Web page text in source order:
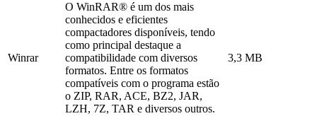
Winrar
O WinRAR® é um dos mais
conhecidos e eficientes
compactadores disponíveis, tendo
como principal destaque a
compatibilidade com diversos
formatos. Entre os formatos
compatíveis com o programa estão
o ZIP, RAR, ACE, BZ2, JAR,
LZH, 7Z, TAR e diversos outros.
3,3 MB